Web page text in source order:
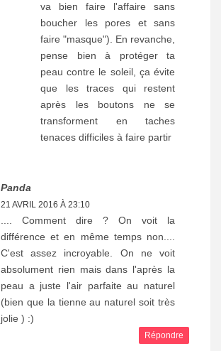
va bien faire l'affaire sans
boucher les pores et sans
faire "masque"). En revanche,
pense bien à protéger ta
peau contre le soleil, ça évite
que les traces qui restent
après les boutons ne se
transforment en taches
tenaces difficiles à faire partir
Panda
21 AVRIL 2016 À 23:10
.... Comment dire ? On voit la
différence et en même temps non....
C'est assez incroyable. On ne voit
absolument rien mais dans l'après la
peau a juste l'air parfaite au naturel
(bien que la tienne au naturel soit très
jolie ) :)
Répondre